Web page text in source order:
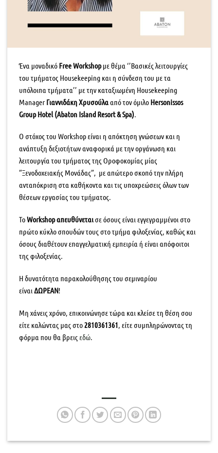
Ένα μοναδικό Free Workshopμε θέμα ‘’Βασικές λειτουργίες
του τμήματος Ηousekeeping και η σύνδεση του με τα
υπόλοιπα τμήματα’’ με την καταξιωμένη Housekeeping
Manager Γιαννιδάκη Χρυσούλα από τον όμιλο Hersonissos
Group Hotel (Abaton Island Resort & Spa)
Ο στόχος του Workshop είναι η απόκτηση γνώσεων και η
ανάπτυξη δεξιοτήτων αναφορικά με την οργάνωση και
λειτουργία του τμήματος της Οροφοκομίας μίας
”Ξενοδοχειακής Μονάδας”, με απώτερο σκοπό την πλήρη
ανταπόκριση στα καθήκοντα και τις υποχρεώσεις όλων των
θέσεων εργασίας του τμήματος.
ToWorkshop απευθύνεταισε όσους είναι εγγεγραμμένοι στο
πρώτο κύκλο σπουδών τους στο τμήμα φιλοξενίας, καθώς και
όσους διαθέτουν επαγγελματική εμπειρία ή είναι απόφοιτοι
της φιλοξενίας.
Η δυνατότητα παρακολούθησης του σεμιναρίου
είναι ΔΩΡΕΑΝ!
Μη χάνεις χρόνο, επικοινώνησε τώρα και κλείσε τη θέση σου
είτε καλώντας μας στο2810361361 , είτε συμπληρώνοντας τη
φόρμα που θα βρειςεδώ